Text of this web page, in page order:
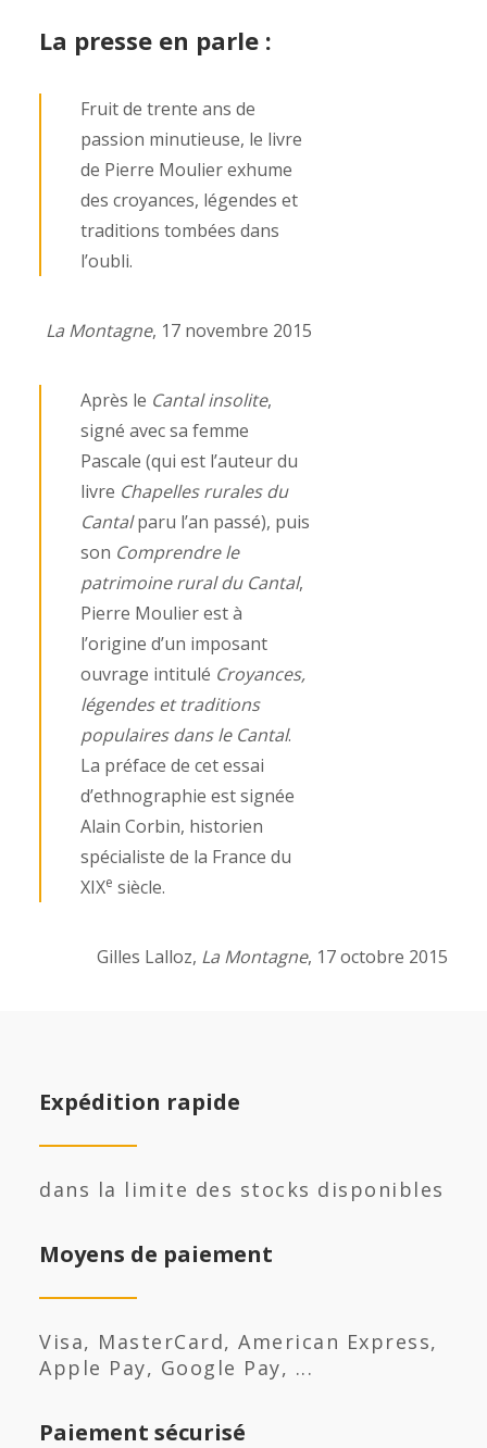
La presse en parle :
Fruit de trente ans de
passion minutieuse, le livre
de Pierre Moulier exhume
des croyances, légendes et
traditions tombées dans
l’oubli.
La Montagne, 17 novembre 2015
Après le Cantal insolite,
signé avec sa femme
Pascale (qui est l’auteur du
livre Chapelles rurales du
Cantalparu l’an passé), puis
son Comprendre le
patrimoine rural du Cantal,
Pierre Moulier est à
l’origine d’un imposant
ouvrage intitulé Croyances,
légendes et traditions
populaires dans le Cantal.
La préface de cet essai
d’ethnographie est signée
Alain Corbin, historien
spécialiste de la France du
XIXe siècle.
Gilles Lalloz, La Montagne, 17 octobre 2015
Expédition rapide
dans la limite des stocks disponibles
Moyens de paiement
Visa, MasterCard, American Express,
Apple Pay, Google Pay, ...
Paiement sécurisé